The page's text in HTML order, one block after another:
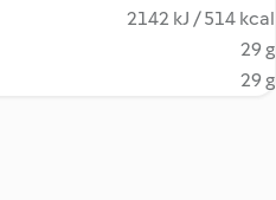
2142 kJ / 514 kcal
29 g
29 g